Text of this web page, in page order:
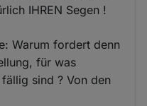
IHREN Segen !
Warum fordert denn
für was
sind ? Von den